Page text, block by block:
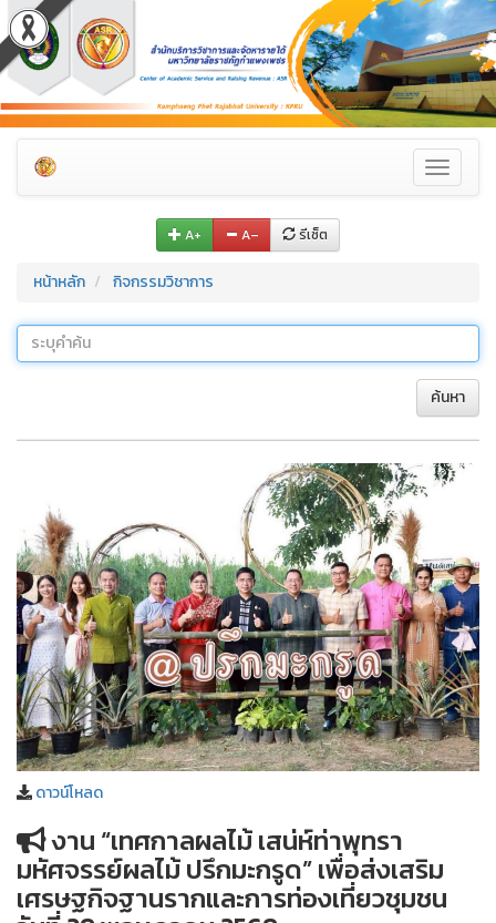
Toggle
A+ A– รีเซ็ต
หน้าหลัก กิจกรรมวิชาการ
ค้นหา
ดาวน์โหลด
งาน “เทศกาลผลไม้ เสน่ห์ท่าพุทรา
มหัศจรรย์ผลไม้ ปรึกมะกรูด” เพื่อส่งเสริม
เศรษฐกิจฐานรากและการท่องเที่ยวชุมชน